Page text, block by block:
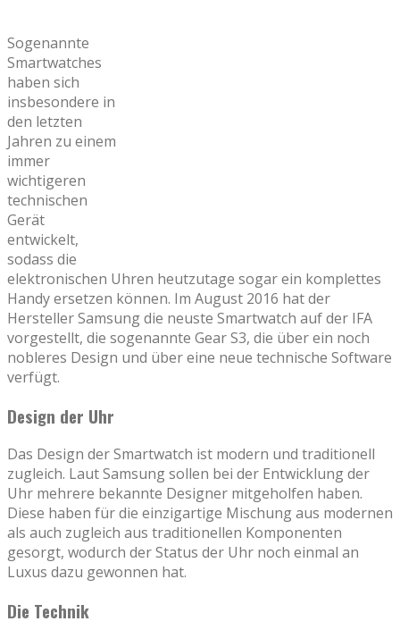
Sogenannte
Smartwatches
haben sich
insbesondere in
den letzten
Jahren zu einem
immer
wichtigeren
technischen
Gerät
entwickelt,
sodass die
elektronischen Uhren heutzutage sogar ein komplettes
Handy ersetzen können. Im August 2016 hat der
Hersteller Samsung die neuste Smartwatch auf der IFA
vorgestellt, die sogenannte Gear S3, die über ein noch
nobleres Design und über eine neue technische Software
verfügt.
Design der Uhr
Das Design der Smartwatch ist modern und traditionell
zugleich. Laut Samsung sollen bei der Entwicklung der
Uhr mehrere bekannte Designer mitgeholfen haben.
Diese haben für die einzigartige Mischung aus modernen
als auch zugleich aus traditionellen Komponenten
gesorgt, wodurch der Status der Uhr noch einmal an
Luxus dazu gewonnen hat.
Die Technik